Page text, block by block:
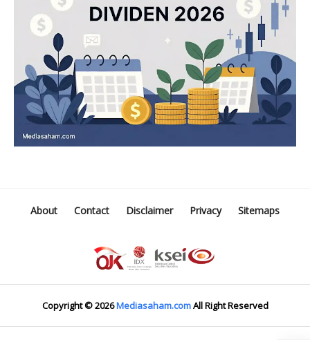
About Contact Disclaimer Privacy Sitemaps
Copyright ©2026Mediasaham.comAll Right Reserved